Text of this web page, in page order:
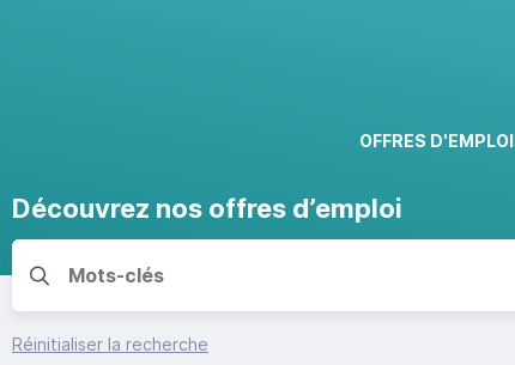
OFFRES D'EMPLOI
Découvrez nos offres d’emploi
Réinitialiser la recherche